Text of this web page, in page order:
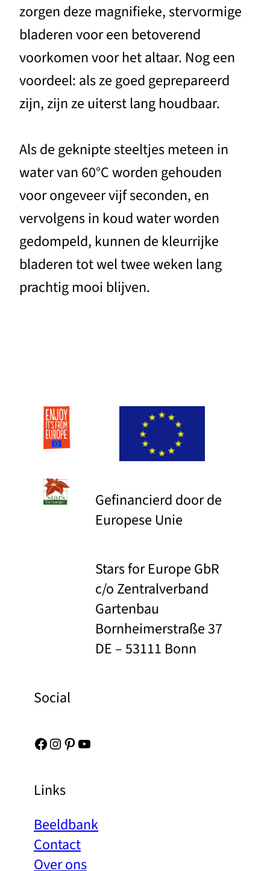
zorgen deze magnifieke, stervormige
bladeren voor een betoverend
voorkomen voor het altaar. Nog een
voordeel: als ze goed geprepareerd
zijn, zijn ze uiterst lang houdbaar.
Als de geknipte steeltjes meteen in
water van 60°C worden gehouden
voor ongeveer vijf seconden, en
vervolgens in koud water worden
gedompeld, kunnen de kleurrijke
bladeren tot wel twee weken lang
prachtig mooi blijven.
Gefinancierd door de
Europese Unie
Stars for Europe GbR
c/o Zentralverband
Gartenbau
Bornheimerstraße 37
DE – 53111 Bonn
Social
Facebook Instagram Pinterest YouTube
Links
Beeldbank
Contact
Over ons